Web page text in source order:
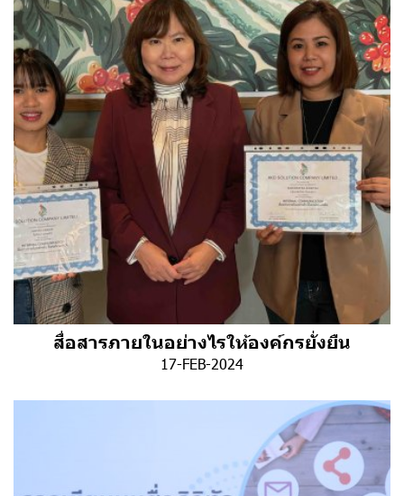
สื่อสารภายในอย่างไรให้องค์กรยั่งยืน
17-FEB-2024